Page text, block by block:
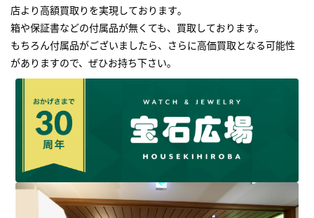
店より高額買取りを実現しております｡
箱や保証書などの付属品が無くても、買取しております。
もちろん付属品がございましたら、さらに高価買取となる可能性
がありますので、ぜひお持ち下さい｡